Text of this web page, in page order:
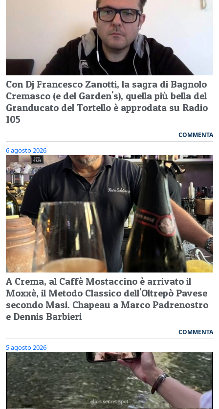
Con Dj Francesco Zanotti, la sagra di Bagnolo
Cremasco (e del Garden's), quella più bella del
Granducato del Tortello è approdata su Radio
105
COMMENTA
6 agosto 2026
A Crema, al Caffè Mostaccino è arrivato il
Moxxè, il Metodo Classico dell'Oltrepò Pavese
secondo Masi. Chapeau a Marco Padrenostro
e Dennis Barbieri
COMMENTA
5 agosto 2026